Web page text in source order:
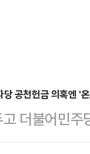
공천헌금 의혹엔 '
더불어민
직면했다.